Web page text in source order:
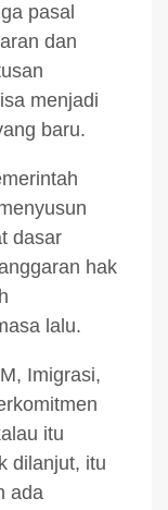
pasal
dan
menjadi
baru.
dasar
hak
lalu.
Imigrasi,
itu
dilanjut, itu
ada